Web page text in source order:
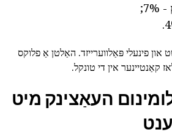
און פינעלי פּאַלווערייזד. האַלטן אַ פלוקס
קאַנטיינער אין די טונקל.
העאַצינק מיט